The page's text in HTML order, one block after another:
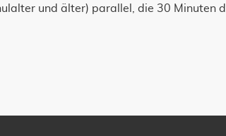
und älter) parallel, die 30 Minuten